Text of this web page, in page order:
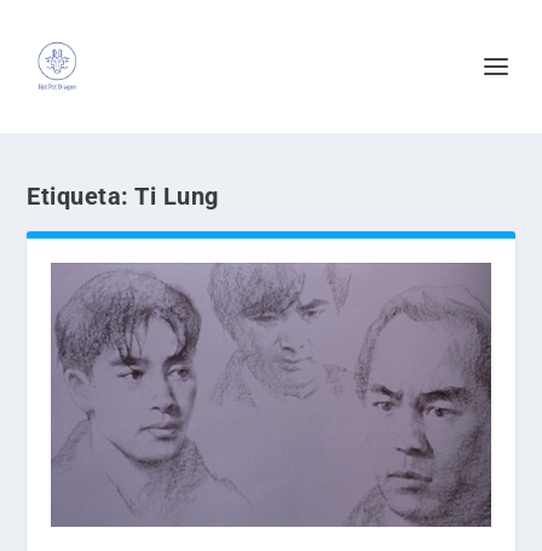
Etiqueta:Ti Lung